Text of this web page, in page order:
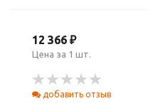
12 366 ₽
Цена за 1 шт.
добавить отзыв